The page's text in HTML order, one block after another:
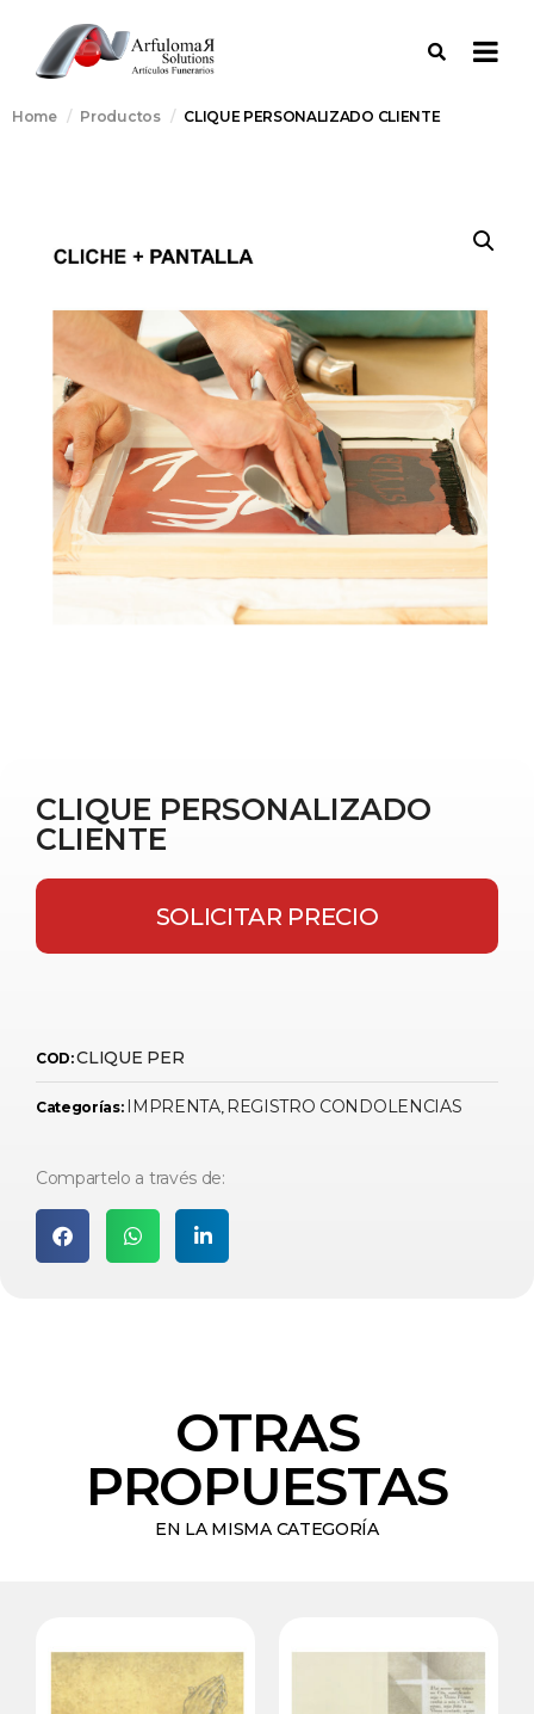
Home Productos CLIQUE PERSONALIZADO CLIENTE
CLIQUE PERSONALIZADO
CLIENTE
SOLICITAR PRECIO
COD:CLIQUE PER
Categorías: IMPRENTA, REGISTRO CONDOLENCIAS
Compartelo a través de:
OTRAS
PROPUESTAS
EN LA MISMA CATEGORÍA